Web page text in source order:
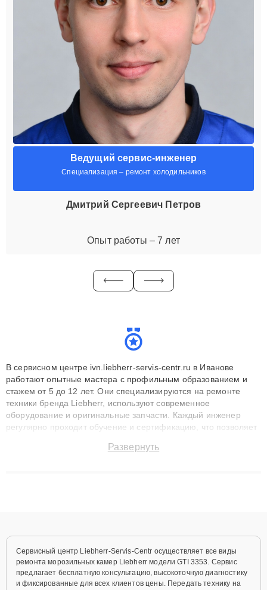
Ведущий сервис-инженер
Специализация – ремонт холодильников
Дмитрий Сергеевич Петров
Опыт работы – 7 лет
В сервисном центре ivn.liebherr-servis-centr.ru в Иванове
работают опытные мастера с профильным образованием и
стажем от 5 до 12 лет. Они специализируются на ремонте
техники бренда Liebherr, используют современное
оборудование и оригинальные запчасти. Каждый инженер
регулярно проходит обучение и сертификацию, что позволяет
технику с сохранением гарантии до 3 лет. Наши мастера
Развернуть
Сервисный центр Liebherr-Servis-Centr осуществляет все виды
ремонта морозильных камер Liebherr модели GTI 3353. Сервис
предлагает бесплатную консультацию, высокоточную диагностику
и фиксированные для всех клиентов цены. Передать технику на